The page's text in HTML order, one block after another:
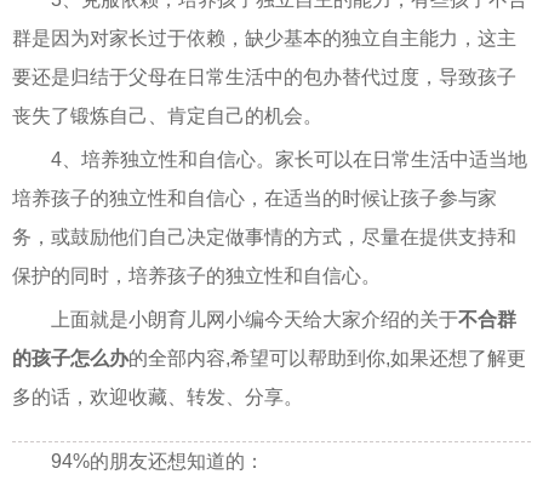
群是因为对家长过于依赖，缺少基本的独立自主能力，这主
要还是归结于父母在日常生活中的包办替代过度，导致孩子
丧失了锻炼自己、肯定自己的机会。
4、培养独立性和自信心。家长可以在日常生活中适当地
培养孩子的独立性和自信心，在适当的时候让孩子参与家
务，或鼓励他们自己决定做事情的方式，尽量在提供支持和
保护的同时，培养孩子的独立性和自信心。
上面就是小朗育儿网小编今天给大家介绍的关于不合群
的孩子怎么办的全部内容,希望可以帮助到你,如果还想了解更
多的话，欢迎收藏、转发、分享。
94%的朋友还想知道的：